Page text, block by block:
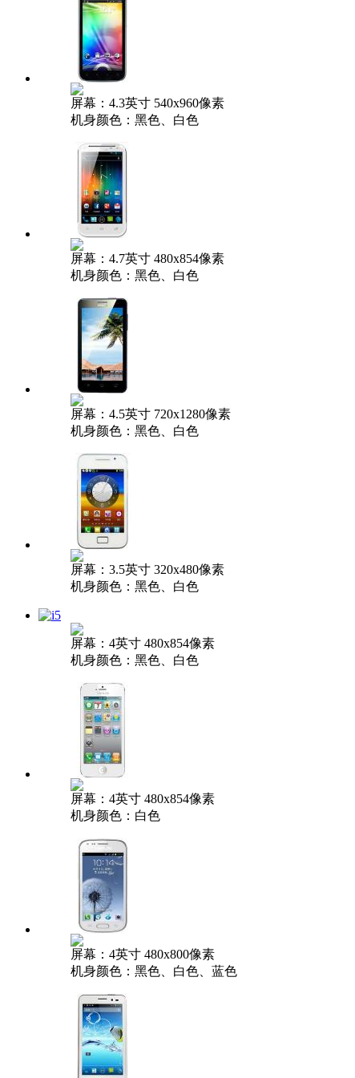
屏幕：4.3英寸 540x960像素
机身颜色：黑色、白色
屏幕：4.7英寸 480x854像素
机身颜色：黑色、白色
屏幕：4.5英寸 720x1280像素
机身颜色：黑色、白色
屏幕：3.5英寸 320x480像素
机身颜色：黑色、白色
屏幕：4英寸 480x854像素
机身颜色：黑色、白色
屏幕：4英寸 480x854像素
机身颜色：白色
屏幕：4英寸 480x800像素
机身颜色：黑色、白色、蓝色